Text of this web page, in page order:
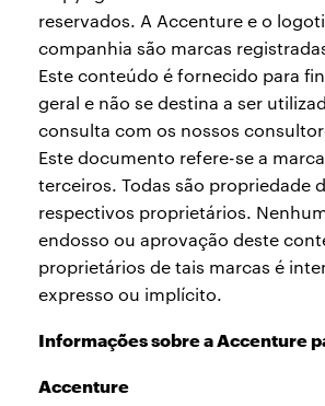
reservados. A Accenture e o
companhia são marcas
Este conteúdo é fornecido para
geral e não se destina a ser
consulta com os nossos
Este documento refere-se a
terceiros. Todas são propriedade
respectivos proprietários.
endosso ou aprovação deste
proprietários de tais marcas é
expresso ou implícito.
Informações sobre a Accenture
Accenture